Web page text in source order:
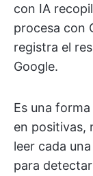
con IA
procesa con
registra el
Google.
Es una
en positivas,
leer cada
para